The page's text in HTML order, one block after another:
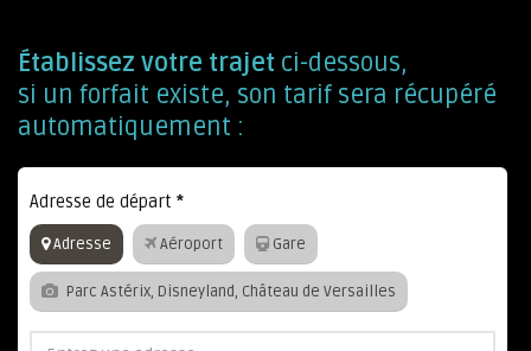
Établissez votre trajet ci-dessous,
si un forfait existe, son tarif sera récupéré
automatiquement :
Adresse de départ *
Adresse Aéroport Gare
Parc Astérix, Disneyland, Château de Versailles